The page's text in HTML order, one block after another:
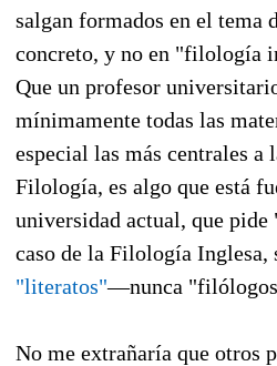
salgan formados en el tema
concreto, y no en "filología
Que un profesor
mínimamente todas las
especial las más centrales a
Filología, es algo que está
universidad actual, que pide
caso de la Filología Inglesa,
"literatos"—nunca
No me extrañaría que otros